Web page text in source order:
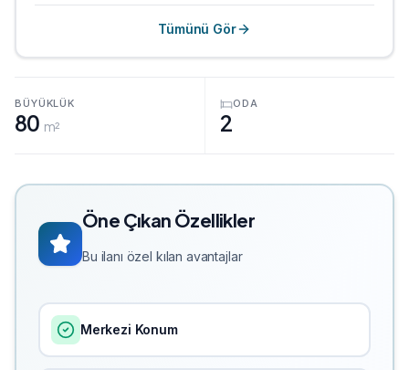
BÜYÜKLÜK
80 m²
ODA
2
Öne Çıkan Özellikler
Bu ilanı özel kılan avantajlar
Merkezi Konum
Tümünü Gör